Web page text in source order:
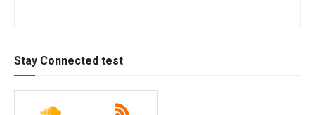
Stay Connected test